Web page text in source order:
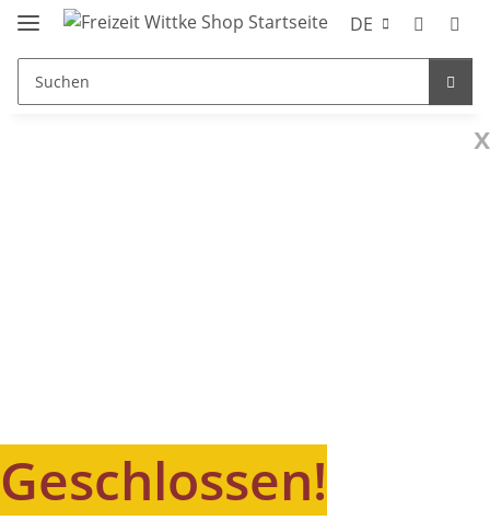
DE
x
Geschlossen!